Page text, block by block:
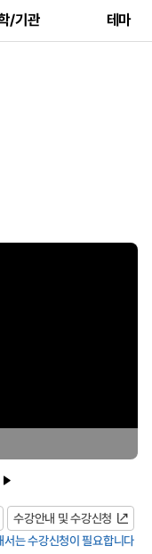
/기관 테마
수강안내 및 수강신청
는 수강신청이 필요합니다